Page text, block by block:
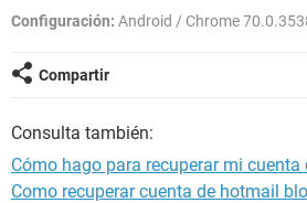
Configuración: Android / Chrome
Compartir
Consulta también:
Cómo hago para recuperar mi cuenta
Como recuperar cuenta de hotmail